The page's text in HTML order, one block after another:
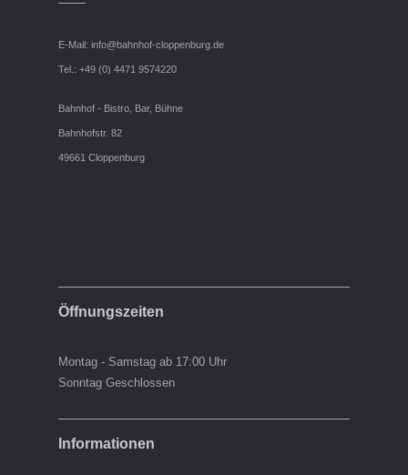
E-Mail: info@bahnhof-cloppenburg.de
Tel.: +49 (0) 4471 9574220
Bahnhof - Bistro, Bar, Bühne
Bahnhofstr. 82
49661 Cloppenburg
Öffnungszeiten
Montag - Samstag ab 17:00 Uhr
Sonntag Geschlossen
Informationen